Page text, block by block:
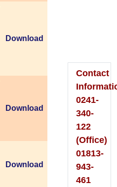
Download
Download
Download
Contact
0241-
340-
122
(Office)
01813-
943-
461